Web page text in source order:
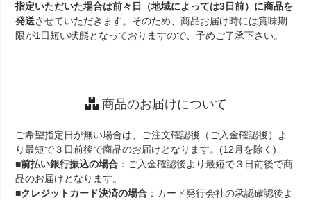
指定いただいた場合は前々日（地域によっては3日前）に商品を
発送させていただきます。そのため、商品お届け時には賞味期
限が1日短い状態となっておりますので、予めご了承下さい。
商品のお届けについて
ご希望指定日が無い場合は、ご注文確認後（ご入金確認後）よ
り最短で３日前後で商品のお届けとなります。(12月を除く)
■前払い銀行振込の場合 ：ご入金確認後より最短で３日前後で商
品のお届けとなります。
■クレジットカード決済の場合 ：カード発行会社の承認確認後よ